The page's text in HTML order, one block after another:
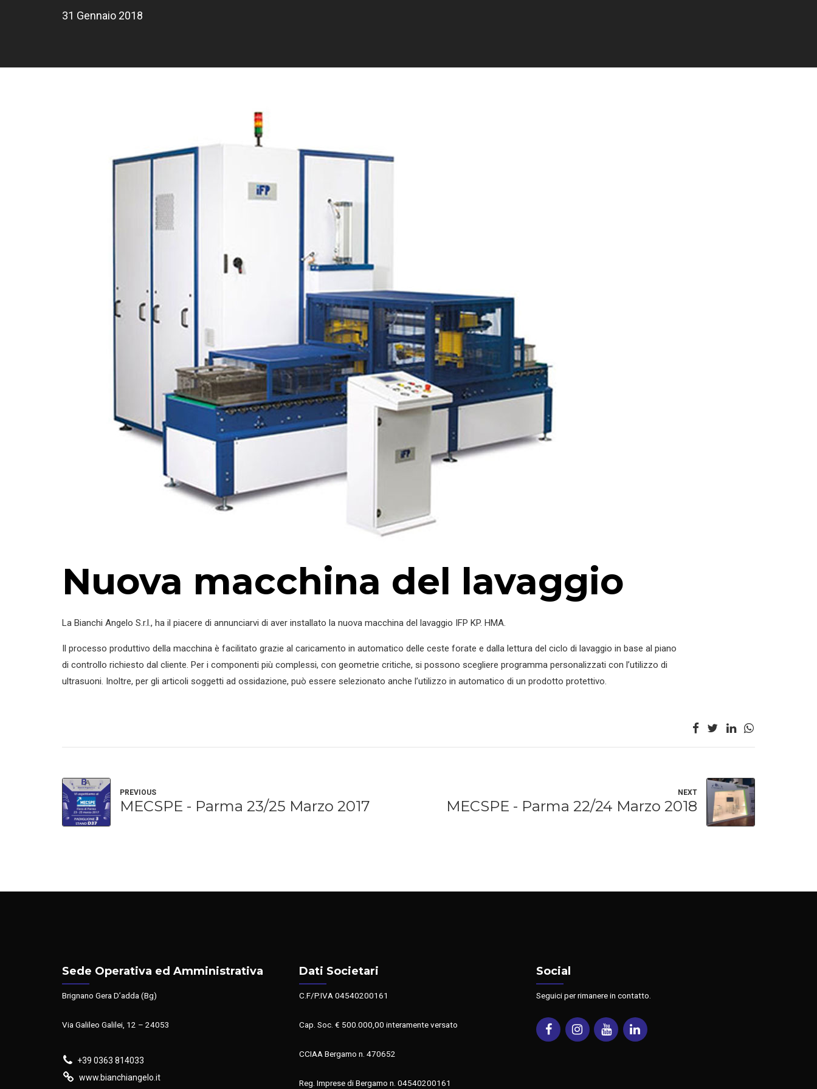
31 Gennaio 2018
Nuova macchina del lavaggio
La Bianchi Angelo S.r.l., ha il piacere di annunciarvi di aver installato la nuova macchina del lavaggio IFP KP. HMA.
Il processo produttivo della macchina è facilitato grazie al caricamento in automatico delle ceste forate e dalla lettura del ciclo di lavaggio in base al piano
di controllo richiesto dal cliente. Per i componenti più complessi, con geometrie critiche, si possono scegliere programma personalizzati con l’utilizzo di
ultrasuoni. Inoltre, per gli articoli soggetti ad ossidazione, può essere selezionato anche l’utilizzo in automatico di un prodotto protettivo.
PREVIOUS
MECSPE - Parma 23/25 Marzo 2017
NEXT
MECSPE - Parma 22/24 Marzo 2018
Sede Operativa ed Amministrativa
Brignano Gera D’adda (Bg)
Via Galileo Galilei, 12 – 24053
+39 0363 814033
www.bianchiangelo.it
Dati Societari
C.F/P.IVA 04540200161
Cap. Soc. € 500.000,00 interamente versato
CCIAA Bergamo n. 470652
Reg. Imprese di Bergamo n. 04540200161
Social
Seguici per rimanere in contatto.
FacebookInstagramYoutubeLinkedin